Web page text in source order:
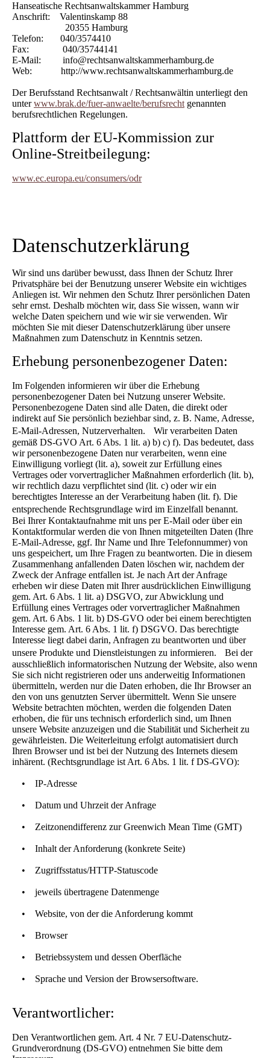
Hanseatische Rechtsanwaltskammer Hamburg
Anschrift: Valentinskamp 88
20355 Hamburg
Telefon: 040/3574410
Fax: 040/35744141
E-Mail: info@rechtsanwaltskammerhamburg.de
Web: http://www.rechtsanwaltskammerhamburg.de
Der Berufsstand Rechtsanwalt / Rechtsanwältin unterliegt den
unterwww.brak.de/fuer-anwaelte/berufsrecht genannten
berufsrechtlichen Regelungen.
Plattform der EU-Kommission zur
Online-Streitbeilegung:
www.ec.europa.eu/consumers/odr
Datenschutz­erklärung
Wir sind uns darüber bewusst, dass Ihnen der Schutz Ihrer
Privatsphäre bei der Benutzung unserer Website ein wichtiges
Anliegen ist. Wir nehmen den Schutz Ihrer persönlichen Daten
sehr ernst. Deshalb möchten wir, dass Sie wissen, wann wir
welche Daten speichern und wie wir sie verwenden. Wir
möchten Sie mit dieser Datenschutzerklärung über unsere
Maßnahmen zum Datenschutz in Kenntnis setzen.
Erhebung personenbezogener Daten:
Im Folgenden informieren wir über die Erhebung
personenbezogener Daten bei Nutzung unserer Website.
Personenbezogene Daten sind alle Daten, die direkt oder
indirekt auf Sie persönlich beziehbar sind, z. B. Name, Adresse,
E-Mail-Adressen, Nutzerverhalten. Wir verarbeiten Daten
gemäß DS-GVO Art. 6 Abs. 1 lit. a) b) c) f). Das bedeutet, dass
wir personenbezogene Daten nur verarbeiten, wenn eine
Einwilligung vorliegt (lit. a), soweit zur Erfüllung eines
Vertrages oder vorvertraglicher Maßnahmen erforderlich (lit. b),
wir rechtlich dazu verpflichtet sind (lit. c) oder wir ein
berechtigtes Interesse an der Verarbeitung haben (lit. f). Die
entsprechende Rechtsgrundlage wird im Einzelfall benannt.
Bei Ihrer Kontaktaufnahme mit uns per E-Mail oder über ein
Kontaktformular werden die von Ihnen mitgeteilten Daten (Ihre
E-Mail-Adresse, ggf. Ihr Name und Ihre Telefonnummer) von
uns gespeichert, um Ihre Fragen zu beantworten. Die in diesem
Zusammenhang anfallenden Daten löschen wir, nachdem der
Zweck der Anfrage entfallen ist. Je nach Art der Anfrage
erheben wir diese Daten mit Ihrer ausdrücklichen Einwilligung
gem. Art. 6 Abs. 1 lit. a) DSGVO, zur Abwicklung und
Erfüllung eines Vertrages oder vorvertraglicher Maßnahmen
gem. Art. 6 Abs. 1 lit. b) DS-GVO oder bei einem berechtigten
Interesse gem. Art. 6 Abs. 1 lit. f) DSGVO. Das berechtigte
Interesse liegt dabei darin, Anfragen zu beantworten und über
unsere Produkte und Dienstleistungen zu informieren. Bei der
ausschließlich informatorischen Nutzung der Website, also wenn
Sie sich nicht registrieren oder uns anderweitig Informationen
übermitteln, werden nur die Daten erhoben, die Ihr Browser an
den von uns genutzten Server übermittelt. Wenn Sie unsere
Website betrachten möchten, werden die folgenden Daten
erhoben, die für uns technisch erforderlich sind, um Ihnen
unsere Website anzuzeigen und die Stabilität und Sicherheit zu
gewährleisten. Die Weiterleitung erfolgt automatisiert durch
Ihren Browser und ist bei der Nutzung des Internets diesem
inhärent. (Rechtsgrundlage ist Art. 6 Abs. 1 lit. f DS-GVO):
• IP-Adresse
• Datum und Uhrzeit der Anfrage
• Zeitzonendifferenz zur Greenwich Mean Time (GMT)
• Inhalt der Anforderung (konkrete Seite)
• Zugriffsstatus/HTTP-Statuscode
• jeweils übertragene Datenmenge
• Website, von der die Anforderung kommt
• Browser
• Betriebssystem und dessen Oberfläche
• Sprache und Version der Browsersoftware.
Verantwortlicher:
Den Verantwortlichen gem. Art. 4 Nr. 7 EU-Datenschutz-
Grundverordnung (DS-GVO) entnehmen Sie bitte dem